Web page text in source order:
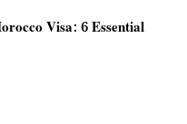
Visa: 6 Essential